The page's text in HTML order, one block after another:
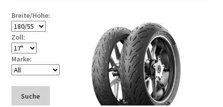
Breite/Höhe:
Zoll:
Marke:
Suche